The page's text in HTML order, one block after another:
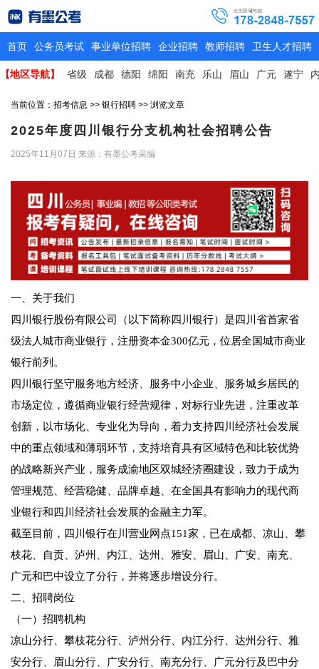
首页 公务员考试 事业单位招聘 企业招聘 教师招聘 卫生人才招聘
【地区导航】 省级 成都 德阳 绵阳 南充 乐山 眉山 广元 遂宁
当前位置： 招考信息 >> 银行招聘 >> 浏览文章
2025年度四川银行分支机构社会招聘公告
2025年11月07日 来源：有墨公考采编
一、关于我们
四川银行股份有限公司（以下简称四川银行）是四川省首家省
级法人城市商业银行，注册资本金300亿元，位居全国城市商业
银行前列。
四川银行坚守服务地方经济、服务中小企业、服务城乡居民的
市场定位，遵循商业银行经营规律，对标行业先进，注重改革
创新，以市场化、专业化为导向，着力支持四川经济社会发展
中的重点领域和薄弱环节，支持培育具有区域特色和比较优势
的战略新兴产业，服务成渝地区双城经济圈建设，致力于成为
管理规范、经营稳健、品牌卓越、在全国具有影响力的现代商
业银行和四川经济社会发展的金融主力军。
截至目前，四川银行在川营业网点151家，已在成都、凉山、攀
枝花、自贡、泸州、内江、达州、雅安、眉山、广安、南充、
广元和巴中设立了分行，并将逐步增设分行。
二、招聘岗位
（一）招聘机构
凉山分行、攀枝花分行、泸州分行、内江分行、达州分行、雅
安分行、眉山分行、广安分行、南充分行、广元分行及巴中分